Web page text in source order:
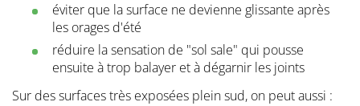
éviter que la surface ne devienne glissante après
les orages d'été
réduire la sensation de "sol sale" qui pousse
ensuite à trop balayer et à dégarnir les joints
Sur des surfaces très exposées plein sud, on peut aussi :